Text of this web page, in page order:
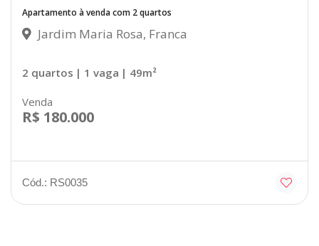
Apartamento à venda com 2 quartos
Jardim Maria Rosa, Franca
2 quartos | 1 vaga | 49m²
Venda
R$ 180.000
Cód.: RS0035